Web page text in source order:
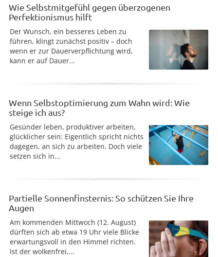
Wie Selbstmitgefühl gegen überzogenen
Perfektionismus hilft
Der Wunsch, ein besseres Leben zu
führen, klingt zunächst positiv – doch
wenn er zur Dauerverpflichtung wird,
kann er auf Dauer...
Wenn Selbstoptimierung zum Wahn wird: Wie
steige ich aus?
Gesünder leben, produktiver arbeiten,
glücklicher sein: Eigentlich spricht nichts
dagegen, an sich zu arbeiten. Doch viele
setzen sich in...
Partielle Sonnenfinsternis: So schützen Sie Ihre
Augen
Am kommenden Mittwoch (12. August)
dürften sich ab etwa 19 Uhr viele Blicke
erwartungsvoll in den Himmel richten.
Ist der wolkenfrei,...